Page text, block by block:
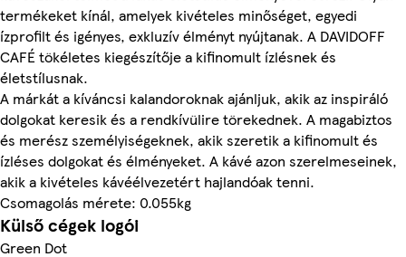
termékeket kínál, amelyek kivételes minőséget, egyedi
ízprofilt és igényes, exkluzív élményt nyújtanak. A DAVIDOFF
CAFÉ tökéletes kiegészítője a kifinomult ízlésnek és
életstílusnak.
A márkát a kíváncsi kalandoroknak ajánljuk, akik az inspiráló
dolgokat keresik és a rendkívülire törekednek. A magabiztos
és merész személyiségeknek, akik szeretik a kifinomult és
ízléses dolgokat és élményeket. A kávé azon szerelmeseinek,
akik a kivételes kávéélvezetért hajlandóak tenni.
Csomagolás mérete: 0.055kg
Külső cégek logói
Green Dot